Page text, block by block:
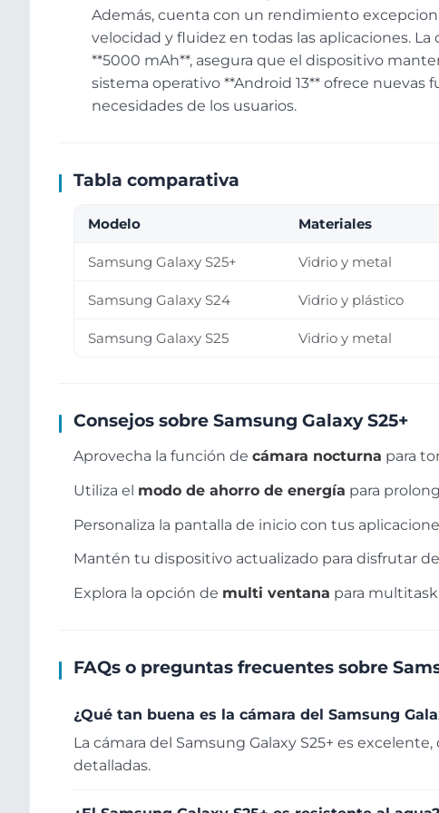
Además, cuenta con un rendimiento
velocidad y fluidez en todas las aplicaciones.
**5000 mAh**, asegura que el dispositivo
sistema operativo **Android 13** ofrece nuevas
necesidades de los usuarios.
Tabla comparativa
Modelo Materiales
Samsung Galaxy S25+ Vidrio y metal
Samsung Galaxy S24 Vidrio y plástico
Samsung Galaxy S25 Vidrio y metal
Consejos sobre Samsung Galaxy S25+
Aprovecha la función de cámara nocturna para
Utiliza el modo de ahorro de energía para
Personaliza la pantalla de inicio con tus
Mantén tu dispositivo actualizado para disfrutar
Explora la opción de multi ventana para
FAQs o preguntas frecuentes sobre
¿Qué tan buena es la cámara del Samsung
La cámara del Samsung Galaxy S25+ es
detalladas.